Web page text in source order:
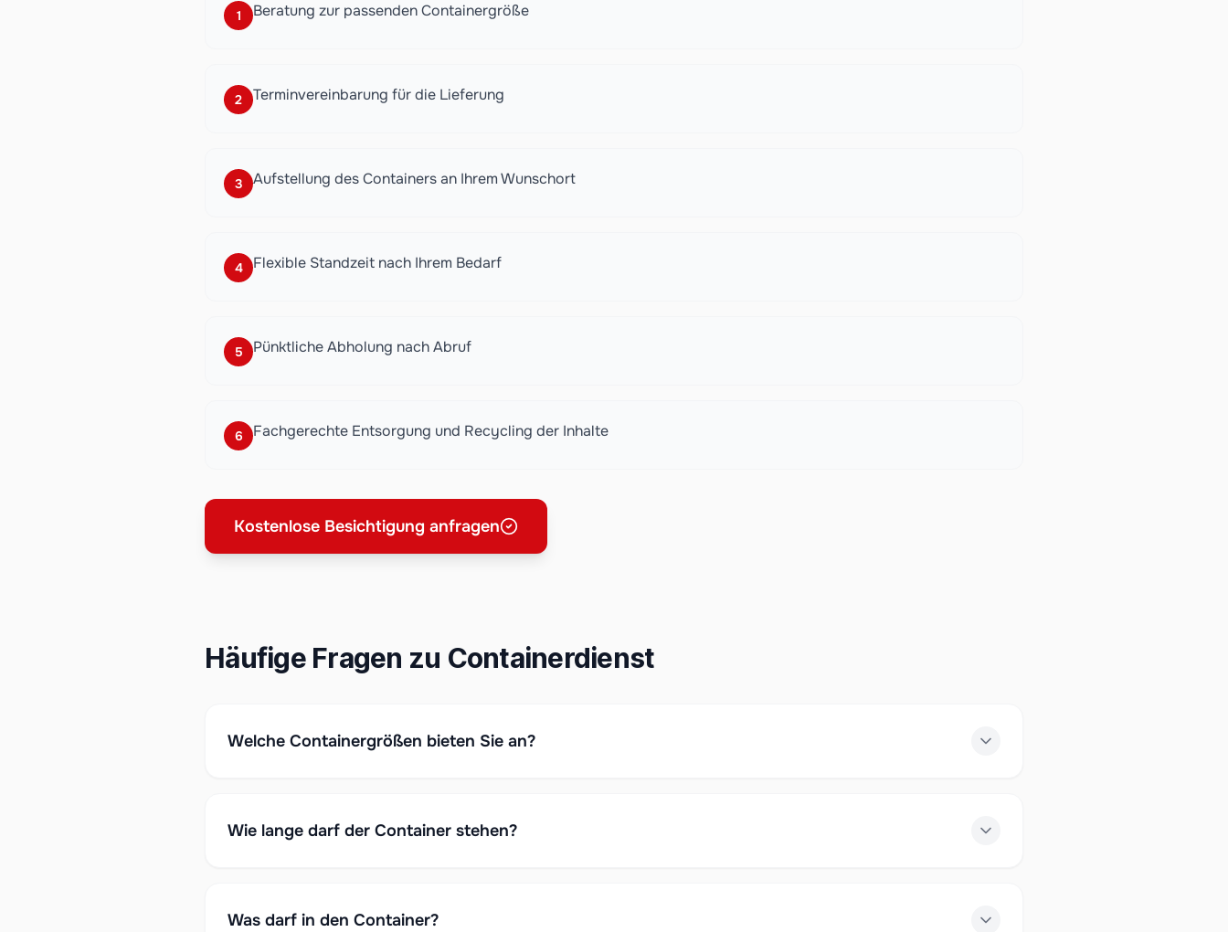
1 Beratung zur passenden Containergröße
2 Terminvereinbarung für die Lieferung
3 Aufstellung des Containers an Ihrem Wunschort
4 Flexible Standzeit nach Ihrem Bedarf
5 Pünktliche Abholung nach Abruf
6 Fachgerechte Entsorgung und Recycling der Inhalte
Kostenlose Besichtigung anfragen
Häufige Fragen zu Containerdienst
Welche Containergrößen bieten Sie an?
Wie lange darf der Container stehen?
Was darf in den Container?